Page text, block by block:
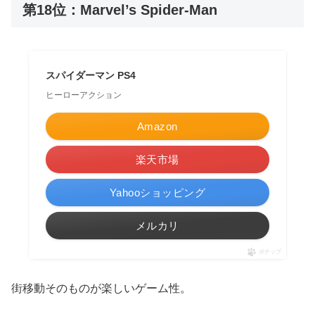
第18位：Marvel’s Spider-Man
スパイダーマン PS4
ヒーローアクション
Amazon
楽天市場
Yahooショッピング
メルカリ
ポチップ
街移動そのものが楽しいゲーム性。